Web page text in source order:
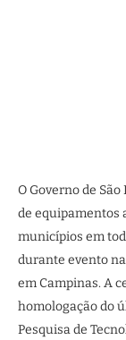
O Governo de
de equipamentos
municípios em
durante evento
em Campinas. A
homologação do
Pesquisa de